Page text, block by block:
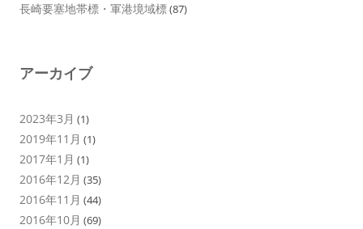
長崎要塞地帯標・軍港境域標(87)
アーカイブ
2023年3月 (1)
2019年11月 (1)
2017年1月 (1)
2016年12月 (35)
2016年11月 (44)
2016年10月 (69)